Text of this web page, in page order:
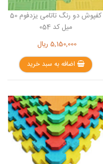
کفپوش دو رنگ تاتامی یزدفوم 50
میل کد 054
5,150,000 ریال
اضافه به سبد خرید